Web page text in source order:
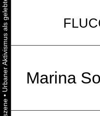
•
Marina